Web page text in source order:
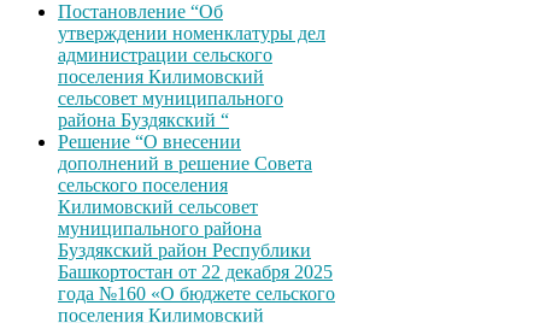
Постановление “Об
утверждении номенклатуры дел
администрации сельского
поселения Килимовский
сельсовет муниципального
района Буздякский “
Решение “О внесении
дополнений в решение Совета
сельского поселения
Килимовский сельсовет
муниципального района
Буздякский район Республики
Башкортостан от 22 декабря 2025
года №160 «О бюджете сельского
поселения Килимовский